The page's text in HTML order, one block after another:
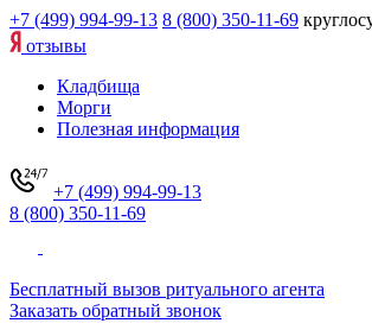
+7 (499) 994-99-13 8 (800) 350-11-69
отзывы
Кладбища
Морги
Полезная информация
+7 (499) 994-99-13
8 (800) 350-11-69
Бесплатный вызов ритуального агента
Заказать обратный звонок